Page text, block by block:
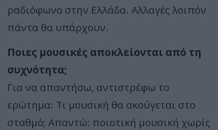
ραδιόφωνο στην Ελλάδα. Αλλαγές λοιπόν
πάντα θα υπάρχουν.
Ποιες μουσικές αποκλείονται από τη
συχνότητα;
Για να απαντήσω, αντιστρέφω το
ερώτημα: Τι μουσική θα ακούγεται στο
σταθμό; Απαντώ: ποιοτική μουσική χωρίς